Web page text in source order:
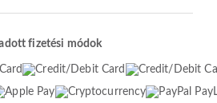
fizetési módok